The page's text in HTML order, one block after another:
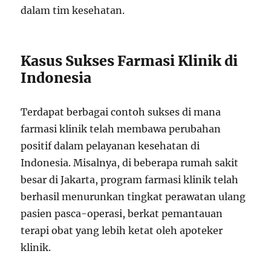
dalam tim kesehatan.
Kasus Sukses Farmasi Klinik di
Indonesia
Terdapat berbagai contoh sukses di mana
farmasi klinik telah membawa perubahan
positif dalam pelayanan kesehatan di
Indonesia. Misalnya, di beberapa rumah sakit
besar di Jakarta, program farmasi klinik telah
berhasil menurunkan tingkat perawatan ulang
pasien pasca-operasi, berkat pemantauan
terapi obat yang lebih ketat oleh apoteker
klinik.